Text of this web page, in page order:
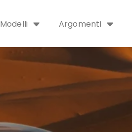
Modelli Argomenti